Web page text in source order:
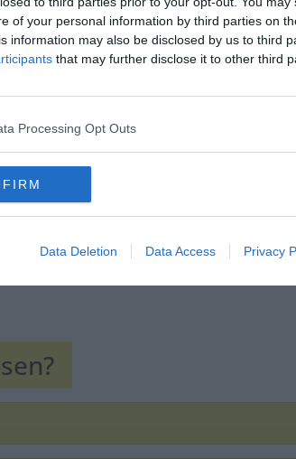
of your personal information by third parties on
information may also be disclosed by us to third
that may further disclose it to other third
Processing Opt Outs
Data Deletion Data Access Privacy